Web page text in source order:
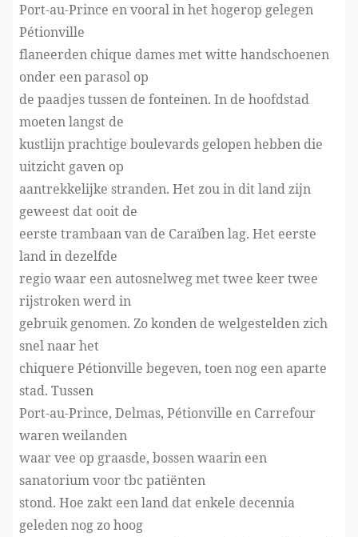
Port-au-Prince en vooral in het hogerop gelegen
Pétionville
flaneerden chique dames met witte handschoenen
onder een parasol op
de paadjes tussen de fonteinen. In de hoofdstad
moeten langst de
kustlijn prachtige boulevards gelopen hebben die
uitzicht gaven op
aantrekkelijke stranden. Het zou in dit land zijn
geweest dat ooit de
eerste trambaan van de Caraïben lag. Het eerste
land in dezelfde
regio waar een autosnelweg met twee keer twee
rijstroken werd in
gebruik genomen. Zo konden de welgestelden zich
snel naar het
chiquere Pétionville begeven, toen nog een aparte
stad. Tussen
Port-au-Prince, Delmas, Pétionville en Carrefour
waren weilanden
waar vee op graasde, bossen waarin een
sanatorium voor tbc patiënten
stond. Hoe zakt een land dat enkele decennia
geleden nog zo hoog